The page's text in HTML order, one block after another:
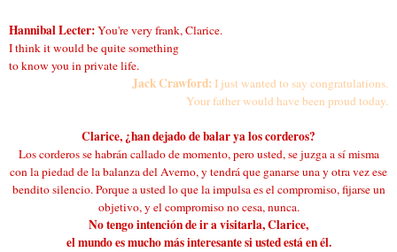
Hannibal Lecter:You're very frank, Clarice.
I think it would be quite something
to know you in private life.
Jack Crawford: I just wanted to say congratulations.
Your father would have been proud today.
Clarice, ¿han dejado de balar ya los corderos?
Los corderos se habrán callado de momento, pero usted, se juzga a sí misma
con la piedad de la balanza del Averno, y tendrá que ganarse una y otra vez ese
bendito silencio. Porque a usted lo que la impulsa es el compromiso, fijarse un
objetivo, y el compromiso no cesa, nunca.
No tengo intención de ir a visitarla, Clarice,
el mundo es mucho más interesante si usted está en él.